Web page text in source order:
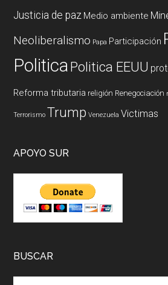
Justicia de paz Medio ambiente
Neoliberalismo Papa Participación
PoliticaPolitica EEUU
Reforma tributaria religión Renegociación
Terrorismo Trump Venezuela Victimas
APOYO SUR
BUSCAR